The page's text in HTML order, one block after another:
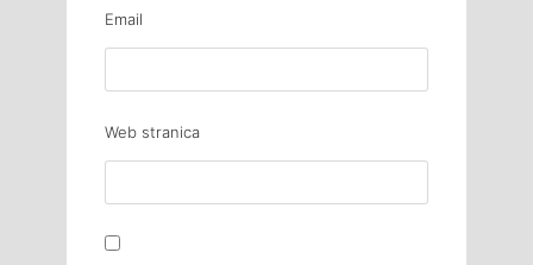
Email
Web stranica